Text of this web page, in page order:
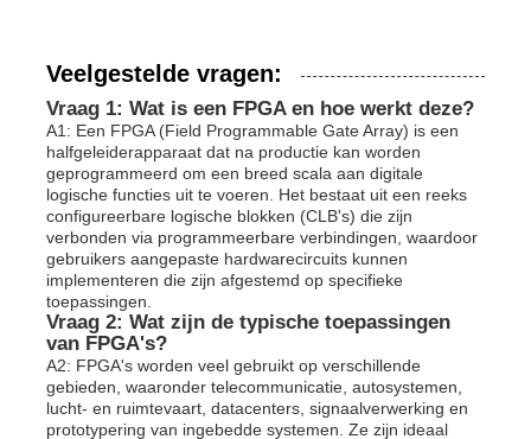
Veelgestelde vragen:
Vraag 1: Wat is een FPGA en hoe werkt deze?
A1: Een FPGA (Field Programmable Gate Array) is een
halfgeleiderapparaat dat na productie kan worden
geprogrammeerd om een ​​breed scala aan digitale
logische functies uit te voeren. Het bestaat uit een reeks
configureerbare logische blokken (CLB's) die zijn
verbonden via programmeerbare verbindingen, waardoor
gebruikers aangepaste hardwarecircuits kunnen
implementeren die zijn afgestemd op specifieke
toepassingen.
Vraag 2: Wat zijn de typische toepassingen
van FPGA's?
A2: FPGA's worden veel gebruikt op verschillende
gebieden, waaronder telecommunicatie, autosystemen,
lucht- en ruimtevaart, datacenters, signaalverwerking en
prototypering van ingebedde systemen. Ze zijn ideaal